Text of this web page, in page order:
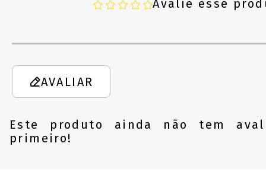
Avalie esse
AVALIAR
Este produto ainda não tem
primeiro!